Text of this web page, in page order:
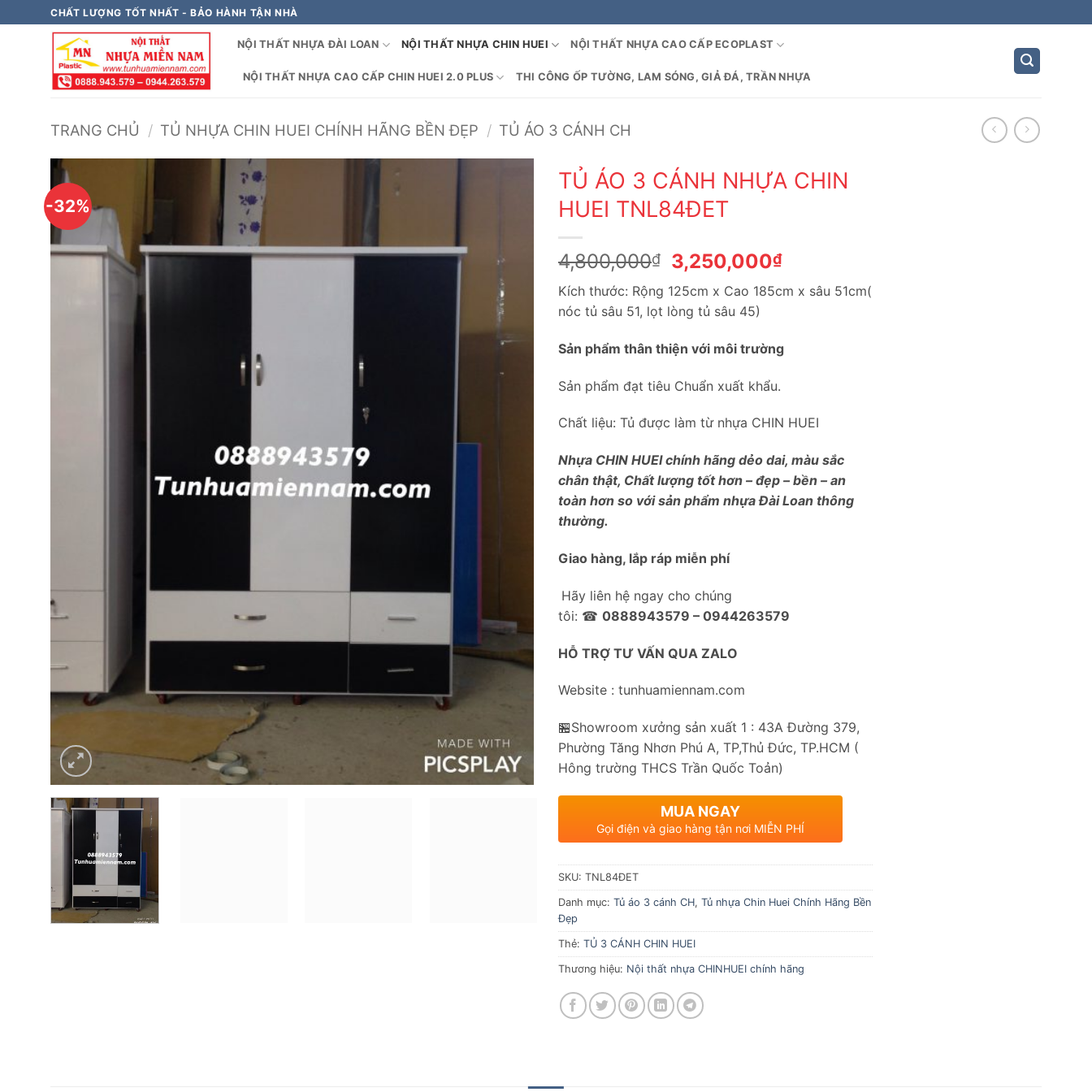
qua
CHẤT LƯỢNG TỐT NHẤT - BẢO HÀNH TẬN NHÀ
NỘI THẤT NHỰA ĐÀI LOAN NỘI THẤT NHỰA CHIN HUEI NỘI THẤT NHỰA CAO CẤP ECOPLAST
NỘI THẤT NHỰA CAO CẤP CHIN HUEI 2.0 PLUS THI CÔNG ỐP TƯỜNG, LAM SÓNG, GIẢ ĐÁ, TRẦN NHỰA
TRANG CHỦ / TỦ NHỰA CHIN HUEI CHÍNH HÃNG BỀN ĐẸP / TỦ ÁO 3 CÁNH CH
-32%
TỦ ÁO 3 CÁNH NHỰA CHIN
HUEI TNL84ĐET
4,800,000₫
Giá
gốc
là:
4,800,000₫.
3,250,000₫Giá
hiện
tại
Kích thước: Rộng 125cm x Cao 185cm x sâu 51cm(
nóc tủ sâu 51, lọt lòng tủ sâu 45)
Sản phẩm thân thiện với môi trường
Sản phẩm đạt tiêu Chuẩn xuất khẩu.
Chất liệu: Tủ được làm từ nhựa CHIN HUEI
Nhựa CHIN HUEI chính hãng dẻo dai, màu sắc
chân thật, Chất lượng tốt hơn – đẹp – bền – an
toàn hơn so với sản phẩm nhựa Đài Loan thông
thường.
Giao hàng, lắp ráp miễn phí
Hãy liên hệ ngay cho chúng
tôi: ☎ 0888943579 – 0944263579
HỖ TRỢ TƯ VẤN QUA ZALO
Website : tunhuamiennam.com
🏪Showroom xưởng sản xuất 1 : 43A Đường 379,
Phường Tăng Nhơn Phú A, TP,Thủ Đức, TP.HCM (
Hông trường THCS Trần Quốc Toản)
MUA NGAY
Gọi điện và giao hàng tận nơi MIỄN PHÍ
SKU: TNL84ĐET
Danh mục: Tủ áo 3 cánh CH, Tủ nhựa Chin Huei Chính Hãng Bền
Đẹp
Thẻ: TỦ 3 CÁNH CHIN HUEI
Thương hiệu: Nội thất nhựa CHINHUEI chính hãng